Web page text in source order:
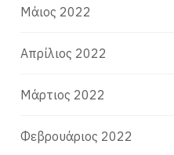
Μάιος 2022
Απρίλιος 2022
Μάρτιος 2022
Φεβρουάριος 2022